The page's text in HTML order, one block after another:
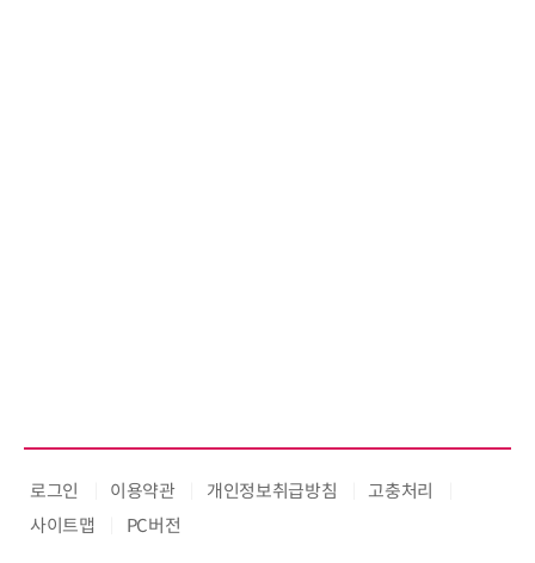
로그인 이용약관 개인정보취급방침
고충처리
사이트맵
PC버전